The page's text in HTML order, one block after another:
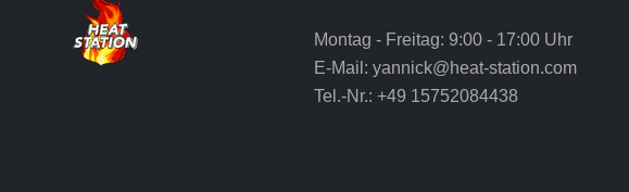
Montag - Freitag: 9:00 - 17:00 Uhr
E-Mail: yannick@heat-station.com
Tel.-Nr.: +49 15752084438